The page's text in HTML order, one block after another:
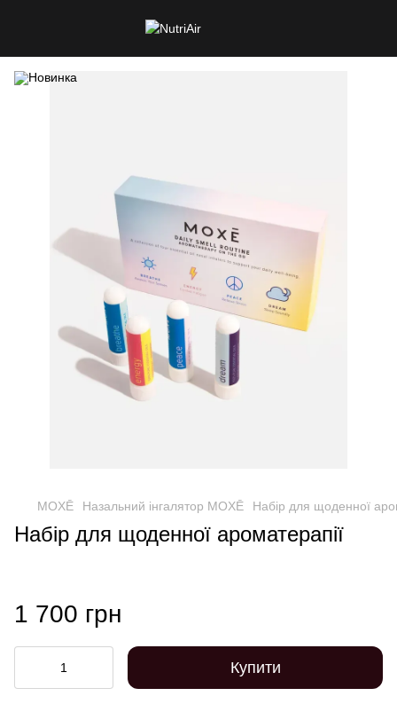
MOXĒ Назальний інгалятор MOXĒ Набір для щоденної
Набір для щоденної ароматерапії
1 700 грн
Купити